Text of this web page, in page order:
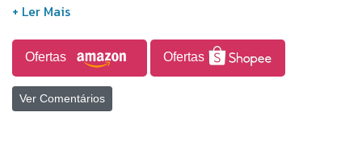
Altura mínima: 1.20m Cor: preto e vermelho
Ofertas Ofertas
Ver Comentários